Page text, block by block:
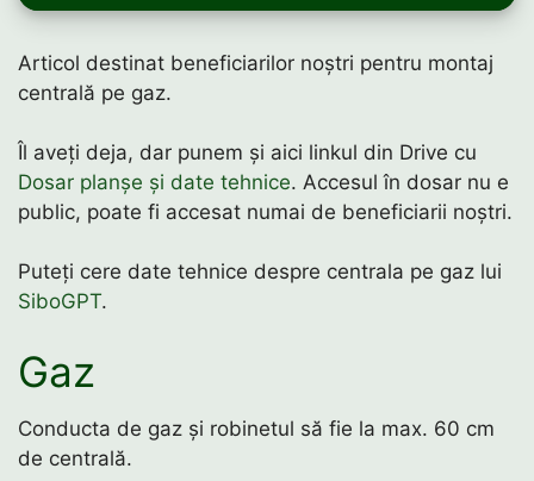
Articol destinat beneficiarilor noștri pentru montaj
centrală pe gaz.
Îl aveți deja, dar punem și aici linkul din Drive cu
Dosar planșe și date tehnice. Accesul în dosar nu e
public, poate fi accesat numai de beneficiarii noștri.
Puteți cere date tehnice despre centrala pe gaz lui
SiboGPT.
Gaz
Conducta de gaz și robinetul să fie la max. 60 cm
de centrală.